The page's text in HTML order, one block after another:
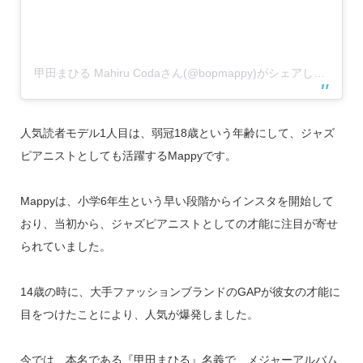
甲田まひる Mahiru Codaさん(@bopmappy)がシェアした投稿
人気読者モデル1人目は、弱冠18歳という年齢にして、ジャズ
ピアニストとしても活躍するMappyです。
Mappyは、小学6年生という早い段階からインスタを開始して
おり、当初から、ジャズピアニストとしての才能に注目が寄せ
られていました。
14歳の時に、大手ファッションブランドのGAPが彼女の才能に
目をつけたことにより、人気が爆発しました。
今では、本名である『甲田まひる』名義で、メジャーアルバム